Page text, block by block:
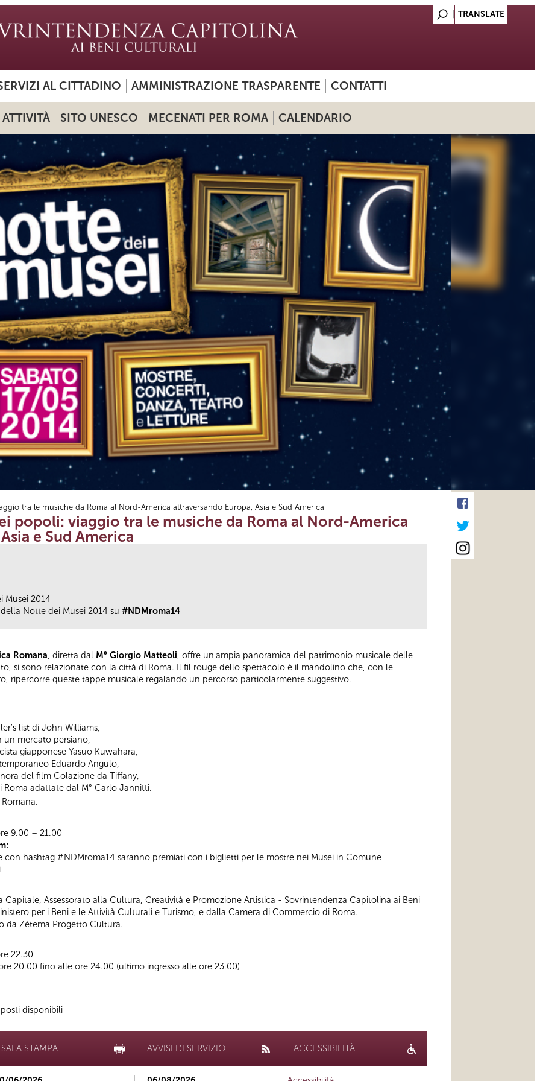
AL CITTADINO AMMINISTRAZIONE TRASPARENTE CONTATTI
ATTIVITÀ SITO UNESCO MECENATI PER ROMA CALENDARIO
tra le musiche da Roma al Nord-America attraversando Europa, Asia e Sud America
popoli: viaggio tra le musiche da Roma al Nord-America
e Sud America
Musei 2014
della Notte dei Musei 2014 su #NDMroma14
Romana, diretta dal M° Giorgio Matteoli, offre un'ampia panoramica del patrimonio musicale delle
si sono relazionate con la città di Roma. Il fil rouge dello spettacolo è il mandolino che, con le
ripercorre queste tappe musicale regalando un percorso particolarmente suggestivo.
list di John Williams,
un mercato persiano,
giapponese Yasuo Kuwahara,
Eduardo Angulo,
del film Colazione da Tiffany,
adattate dal M° Carlo Jannitti.
9.00 – 21.00
hashtag #NDMroma14 saranno premiati con i biglietti per le mostre nei Musei in Comune
Capitale, Assessorato alla Cultura, Creatività e Promozione Artistica - Sovrintendenza Capitolina ai Beni
per i Beni e le Attività Culturali e Turismo, e dalla Camera di Commercio di Roma.
da Zètema Progetto Cultura.
22.30
20.00 fino alle ore 24.00 (ultimo ingresso alle ore 23.00)
disponibili
SALA STAMPA AVVISI DI SERVIZIO ACCESSIBILITÀ